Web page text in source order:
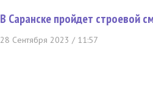
В Саранске пройдет строевой
28 Сентября 2023 / 11:57